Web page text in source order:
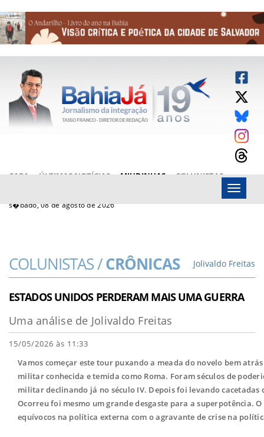
CAPA ÚLTIMAS NOTÍCIAS MIUDINHAS
COLUNISTAS
s�bado, 08 de agosto de 2026
Menu
COLUNISTAS /CRÔNICAS Jolivaldo Freitas
ESTADOS UNIDOS PERDERAM MAIS UMA GUERRA
Uma análise de Jolivaldo Freitas
15/05/2026 às 11:33
Vamos começar este tour puxando a meada do novelo bem
militar conhecida e temida como Roma. Foram séculos de
militar declinando já no século IV. Depois foi levando cacetadas
Ocorreu foi mesmo um grande desgaste para a superpotência.
equívocos na política externa com o agravante de crise na